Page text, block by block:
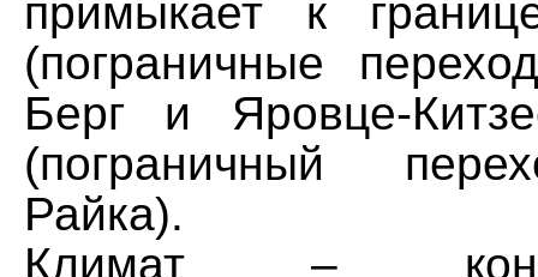
примыкает к
(пограничные
Берг и Яровце-
(пограничный
Райка).
Климат –